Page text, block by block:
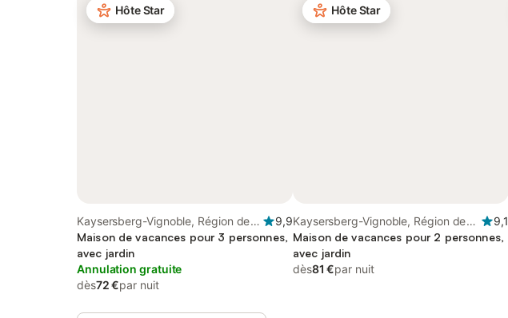
Hôte Star
Kaysersberg-Vignoble, Région de
Ribeauvillé
9,9
Maison de vacances pour 3 personnes,
avec jardin
Annulation gratuite
dès72 €par nuit
Hôte Star
Kaysersberg-Vignoble, Région de
Ribeauvillé
9,1
Maison de vacances pour 2 personnes,
avec jardin
dès81 €par nuit